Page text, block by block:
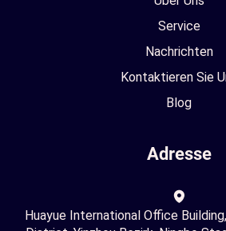
Service
Nachrichten
Kontaktieren Sie
Blog
Adresse
Huayue International Office